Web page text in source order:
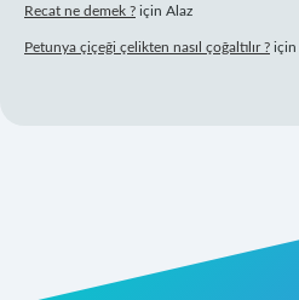
Recat ne demek ? için Alaz
Petunya çiçeği çelikten nasıl çoğaltılır ? için